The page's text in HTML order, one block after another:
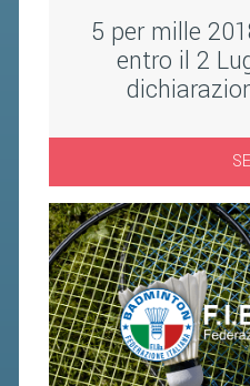
5 per mille
entro il 2
FIBA
BANDI
VOLA